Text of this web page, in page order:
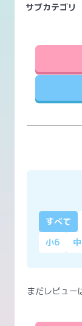
サブカテゴリ
すべて
小6
まだレビュー